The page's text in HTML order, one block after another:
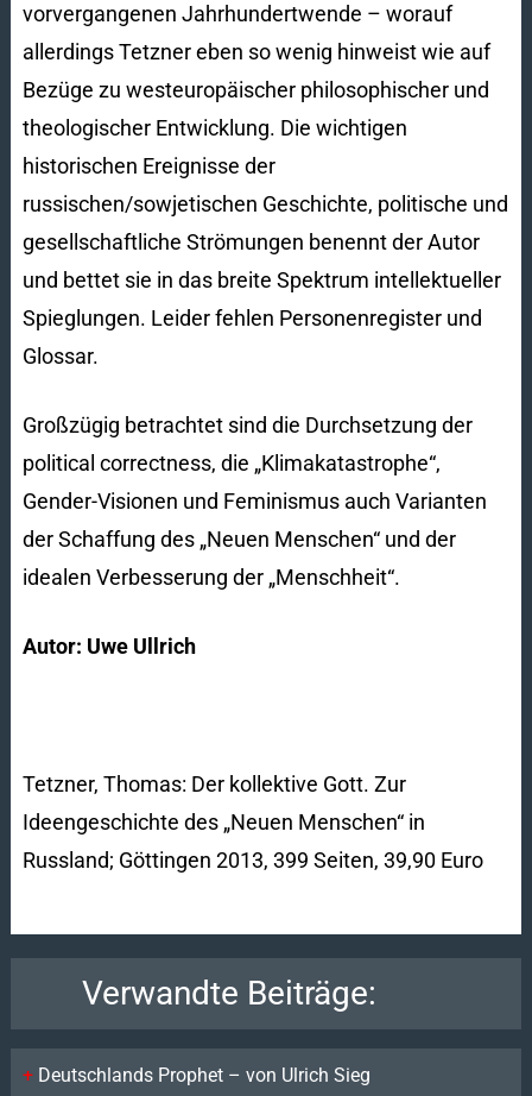
vorvergangenen Jahrhundertwende – worauf
allerdings Tetzner eben so wenig hinweist wie auf
Bezüge zu westeuropäischer philosophischer und
theologischer Entwicklung. Die wichtigen
historischen Ereignisse der
russischen/sowjetischen Geschichte, politische und
gesellschaftliche Strömungen benennt der Autor
und bettet sie in das breite Spektrum intellektueller
Spieglungen. Leider fehlen Personenregister und
Glossar.
Großzügig betrachtet sind die Durchsetzung der
political correctness, die „Klimakatastrophe“,
Gender-Visionen und Feminismus auch Varianten
der Schaffung des „Neuen Menschen“ und der
idealen Verbesserung der „Menschheit“.
Autor: Uwe Ullrich
Tetzner, Thomas: Der kollektive Gott. Zur
Ideengeschichte des „Neuen Menschen“ in
Russland; Göttingen 2013, 399 Seiten, 39,90 Euro
Verwandte Beiträge:
Deutschlands Prophet – von Ulrich Sieg